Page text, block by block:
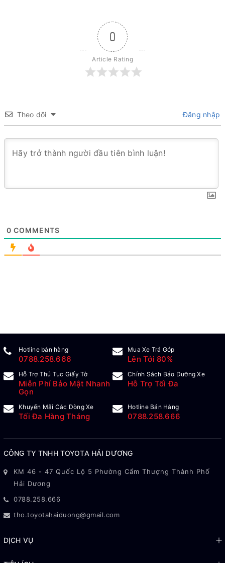
0
Article Rating
Theo dõi Đăng nhập
0 COMMENTS
Hotline bán hàng
0788.258.666
Mua Xe Trả Góp
Lên Tới 80%
Hỗ Trợ Thủ Tục Giấy Tờ
Miễn Phí Bảo Mật Nhanh
Gọn
Chính Sách Bảo Dưỡng Xe
Hỗ Trợ Tối Đa
Khuyến Mãi Các Dòng Xe
Tối Đa Hàng Tháng
Hotline Bán Hàng
0788.258.666
CÔNG TY TNHH TOYOTA HẢI DƯƠNG
KM 46 - 47 Quốc Lộ 5 Phường Cẩm Thượng Thành Phố
Hải Dương
0788.258.666
tho.toyotahaiduong@gmail.com
DỊCH VỤ